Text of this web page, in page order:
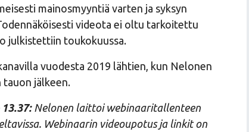
mainosmyyntiä varten ja syksyn
videota ei oltu tarkoitettu
julkistettiin toukokuussa.
vuodesta 2019 lähtien, kun Nelonen
jälkeen.
Nelonen laittoi webinaaritallenteen
Webinaarin videoupotus ja linkit on